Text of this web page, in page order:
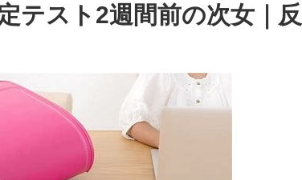
テスト2週間前の次女｜